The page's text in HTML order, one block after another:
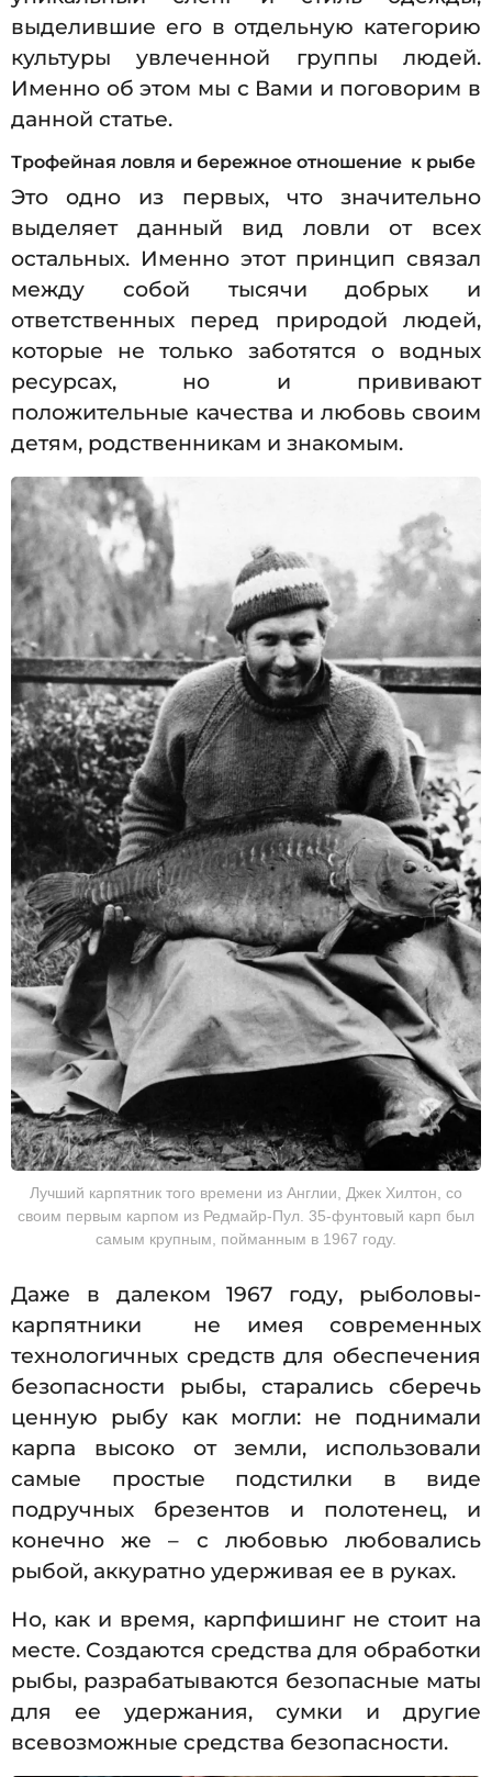
выделившие его в отдельную категорию
культуры увлеченной группы людей.
Именно об этом мы с Вами и поговорим в
данной статье.
Трофейная ловля и бережное отношение к рыбе
Это одно из первых, что значительно
выделяет данный вид ловли от всех
остальных. Именно этот принцип связал
между собой тысячи добрых и
ответственных перед природой людей,
которые не только заботятся о водных
ресурсах, но и прививают
положительные качества и любовь своим
детям, родственникам и знакомым.
Лучший карпятник того времени из Англии, Джек Хилтон, со
своим первым карпом из Редмайр-Пул. 35-фунтовый карп был
самым крупным, пойманным в 1967 году.
Даже в далеком 1967 году, рыболовы-
карпятники не имея современных
технологичных средств для обеспечения
безопасности рыбы, старались сберечь
ценную рыбу как могли: не поднимали
карпа высоко от земли, использовали
самые простые подстилки в виде
подручных брезентов и полотенец, и
конечно же – с любовью любовались
рыбой, аккуратно удерживая ее в руках.
Но, как и время, карпфишинг не стоит на
месте. Создаются средства для обработки
рыбы, разрабатываются безопасные маты
для ее удержания, сумки и другие
всевозможные средства безопасности.